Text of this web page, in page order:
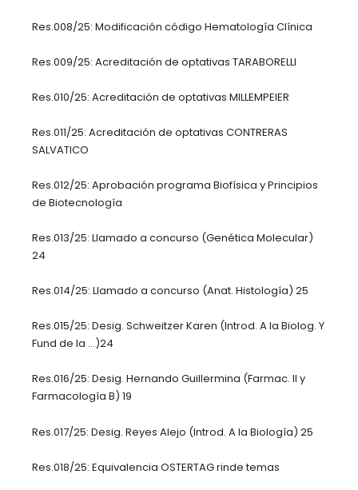
Res.008/25: Modificación código Hematología Clínica
Res.009/25: Acreditación de optativas TARABORELLI
Res.010/25: Acreditación de optativas MILLEMPEIER
Res.011/25: Acreditación de optativas CONTRERAS
SALVATICO
Res.012/25: Aprobación programa Biofísica y Principios
de Biotecnología
Res.013/25: Llamado a concurso (Genética Molecular)
24
Res.014/25: Llamado a concurso (Anat. Histología) 25
Res.015/25: Desig. Schweitzer Karen (Introd. A la Biolog. Y
Fund de la …)24
Res.016/25: Desig. Hernando Guillermina (Farmac. II y
Farmacología B) 19
Res.017/25: Desig. Reyes Alejo (Introd. A la Biología) 25
Res.018/25: Equivalencia OSTERTAG rinde temas